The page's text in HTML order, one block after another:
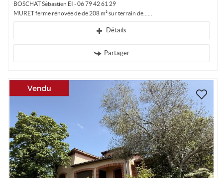
BOSCHAT Sébastien EI - 06 79 42 61 29
MURET ferme rénovée de de 208 m² sur terrain de...
Détails
Partager